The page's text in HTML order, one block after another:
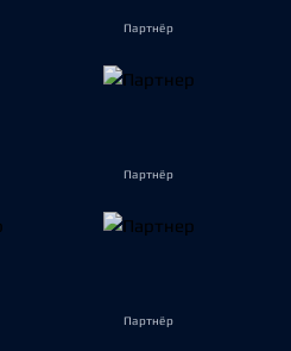
Партнёр
Партнёр
Партнёр